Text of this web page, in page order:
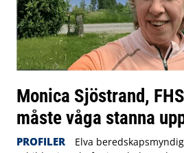
Monica Sjöstrand,
måste våga stanna
PROFILER
Elva